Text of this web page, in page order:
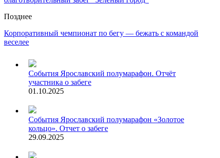
Позднее
Корпоративный чемпионат по бегу — бежать с командой
веселее
События Ярославский полумарафон. Отчёт
участника о забеге
01.10.2025
События Ярославский полумарафон «Золотое
кольцо». Отчет о забеге
29.09.2025